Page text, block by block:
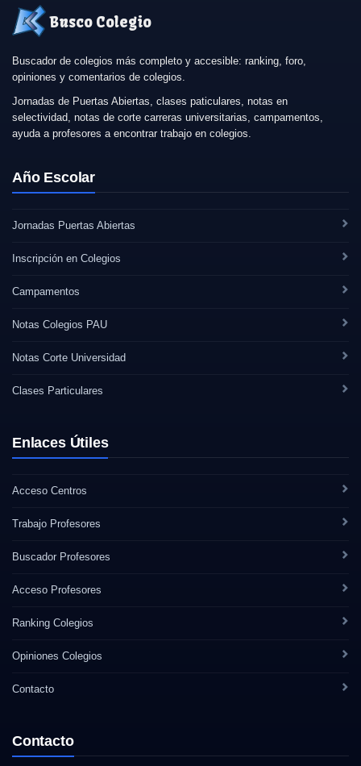
Busco Colegio
Buscador de colegios más completo y accesible: ranking, foro,
opiniones y comentarios de colegios.
Jornadas de Puertas Abiertas, clases paticulares, notas en
selectividad, notas de corte carreras universitarias, campamentos,
ayuda a profesores a encontrar trabajo en colegios.
Año Escolar
Jornadas Puertas Abiertas
Inscripción en Colegios
Campamentos
Notas Colegios PAU
Notas Corte Universidad
Clases Particulares
Enlaces Útiles
Acceso Centros
Trabajo Profesores
Buscador Profesores
Acceso Profesores
Ranking Colegios
Opiniones Colegios
Contacto
Contacto